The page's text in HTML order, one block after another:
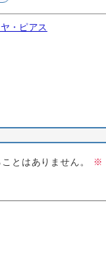
・ピアス
とはありません。 ※